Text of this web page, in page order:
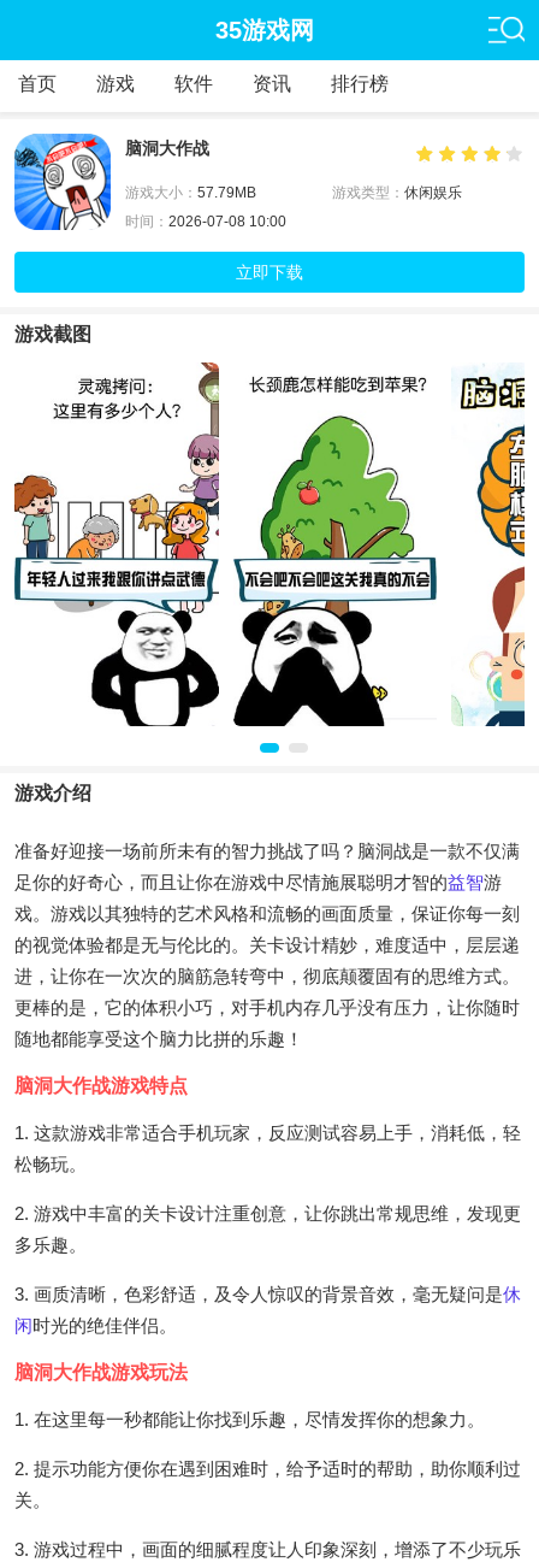
35游戏网
首页 游戏 软件 资讯 排行榜
脑洞大作战
游戏大小： 57.79MB 游戏类型： 休闲娱乐
时间： 2026-07-08 10:00
立即下载
游戏截图
游戏介绍
准备好迎接一场前所未有的智力挑战了吗？脑洞战是一款不仅满
足你的好奇心，而且让你在游戏中尽情施展聪明才智的益智游
戏。游戏以其独特的艺术风格和流畅的画面质量，保证你每一刻
的视觉体验都是无与伦比的。关卡设计精妙，难度适中，层层递
进，让你在一次次的脑筋急转弯中，彻底颠覆固有的思维方式。
更棒的是，它的体积小巧，对手机内存几乎没有压力，让你随时
随地都能享受这个脑力比拼的乐趣！
脑洞大作战游戏特点
1. 这款游戏非常适合手机玩家，反应测试容易上手，消耗低，轻
松畅玩。
2. 游戏中丰富的关卡设计注重创意，让你跳出常规思维，发现更
多乐趣。
3. 画质清晰，色彩舒适，及令人惊叹的背景音效，毫无疑问是休
闲时光的绝佳伴侣。
脑洞大作战游戏玩法
1. 在这里每一秒都能让你找到乐趣，尽情发挥你的想象力。
2. 提示功能方便你在遇到困难时，给予适时的帮助，助你顺利过
关。
3. 游戏过程中，画面的细腻程度让人印象深刻，增添了不少玩乐